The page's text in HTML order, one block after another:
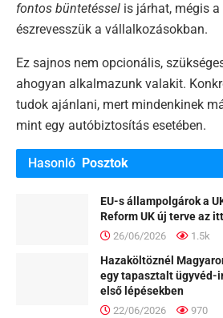
fontos büntetéssel is járhat, mégis
észrevesszük a vállalkozásokban.
Ez sajnos nem opcionális,
ahogyan alkalmazunk valakit.
tudok ajánlani, mert mindenkinek
mint egy autóbiztosítás esetében.
Hasonló Posztok
EU-s állampolgárok a
Reform UK új terve az
26/06/2026 1.5k
Hazaköltöznél
egy tapasztalt ügyvéd-
első lépésekben
22/06/2026 970